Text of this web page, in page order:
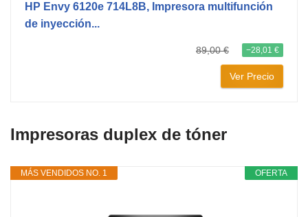
HP Envy 6120e 714L8B, Impresora multifunción
de inyección...
89,00 € −28,01 €
Ver Precio
Impresoras duplex de tóner
OFERTA
MÁS VENDIDOS NO. 1